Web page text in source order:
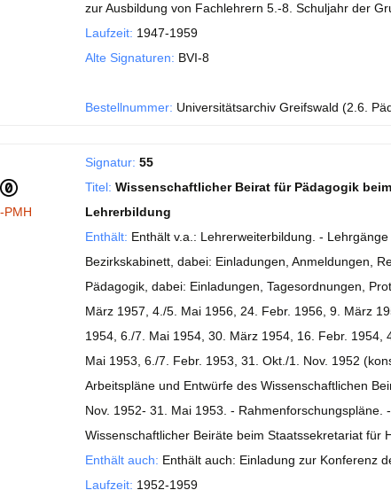
zur Ausbildung von Fachlehrern 5.-8. Schuljahr der
Laufzeit: 1947-1959
Alte Signaturen: BVI-8
Bestellnummer: Universitätsarchiv Greifswald (2.6.
PMH
Signatur: 55
Titel: Wissenschaftlicher Beirat für Pädagogik
Lehrerbildung
Enthält: Enthält v.a.: Lehrerweiterbildung. -
Bezirkskabinett, dabei: Einladungen, Anmeldungen,
Pädagogik, dabei: Einladungen, Tagesordnungen,
März 1957, 4./5. Mai 1956, 24. Febr. 1956, 9. März
1954, 6./7. Mai 1954, 30. März 1954, 16. Febr. 1954,
Mai 1953, 6./7. Febr. 1953, 31. Okt./1. Nov. 1952
Arbeitspläne und Entwürfe des Wissenschaftlichen
Nov. 1952- 31. Mai 1953. -
Wissenschaftlicher Beiräte beim Staatssekretariat für
Enthält auch: Enthält auch: Einladung zur Konferenz
Laufzeit: 1952-1959